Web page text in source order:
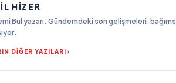
HIZER
Bul yazarı. Gündemdeki son gelişmeleri,
DİĞER YAZILARI